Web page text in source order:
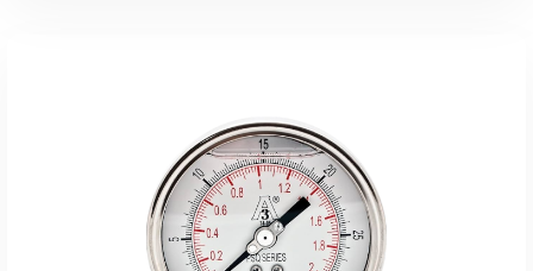
Leer Más